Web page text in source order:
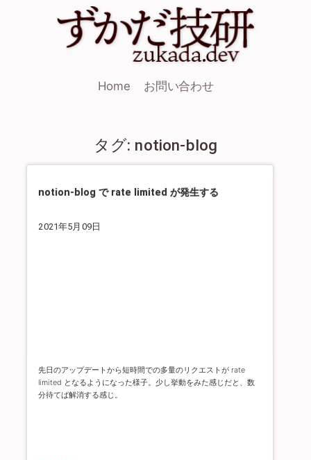
Home お問い合わせ
タグ: notion-blog
notion-blog で rate limited が発生する
2021年5月09日
先日のアップデートから短時間での多量のリクエストが rate
limited となるようになった様子。 少し挙動をみた感じだと、数
分待てば解消する感じ。